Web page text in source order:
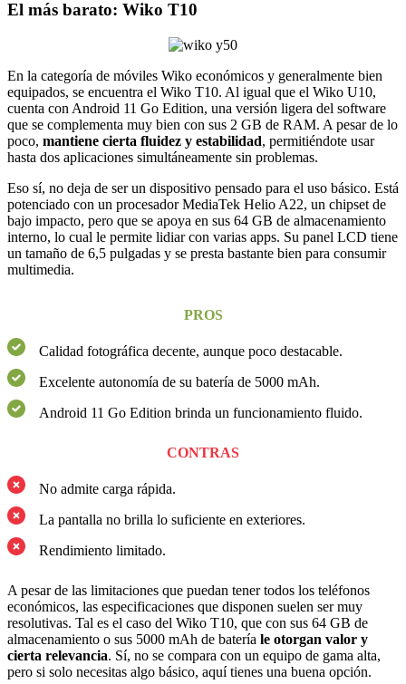
El más barato: Wiko T10
En la categoría de móviles Wiko económicos y generalmente bien
equipados, se encuentra el Wiko T10. Al igual que el Wiko U10,
cuenta con Android 11 Go Edition, una versión ligera del software
que se complementa muy bien con sus 2 GB de RAM. A pesar de lo
poco, mantiene cierta fluidez y estabilidad, permitiéndote usar
hasta dos aplicaciones simultáneamente sin problemas.
Eso sí, no deja de ser un dispositivo pensado para el uso básico. Está
potenciado con un procesador MediaTek Helio A22, un chipset de
bajo impacto, pero que se apoya en sus 64 GB de almacenamiento
interno, lo cual le permite lidiar con varias apps. Su panel LCD tiene
un tamaño de 6,5 pulgadas y se presta bastante bien para consumir
multimedia.
PROS
Calidad fotográfica decente, aunque poco destacable.
Excelente autonomía de su batería de 5000 mAh.
Android 11 Go Edition brinda un funcionamiento fluido.
CONTRAS
No admite carga rápida.
La pantalla no brilla lo suficiente en exteriores.
Rendimiento limitado.
A pesar de las limitaciones que puedan tener todos los teléfonos
económicos, las especificaciones que disponen suelen ser muy
resolutivas. Tal es el caso del Wiko T10, que con sus 64 GB de
almacenamiento o sus 5000 mAh de batería le otorgan valor y
cierta relevancia. Sí, no se compara con un equipo de gama alta,
pero si solo necesitas algo básico, aquí tienes una buena opción.